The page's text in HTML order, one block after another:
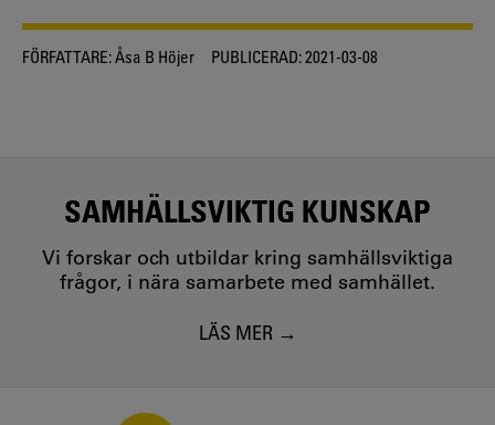
FÖRFATTARE:Åsa B Höjer PUBLICERAD:2021-03-08
SAMHÄLLSVIKTIG KUNSKAP
Vi forskar och utbildar kring samhällsviktiga
frågor, i nära samarbete med samhället.
LÄS MER